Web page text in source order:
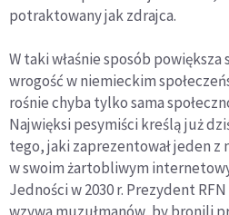
potraktowany jak zdrajca.
W taki właśnie sposób powiększa
wrogość w niemieckim
rośnie chyba tylko sama
Najwięksi pesymiści kreślą już
tego, jaki zaprezentował jeden
w swoim żartobliwym
Jedności w 2030 r. Prezydent